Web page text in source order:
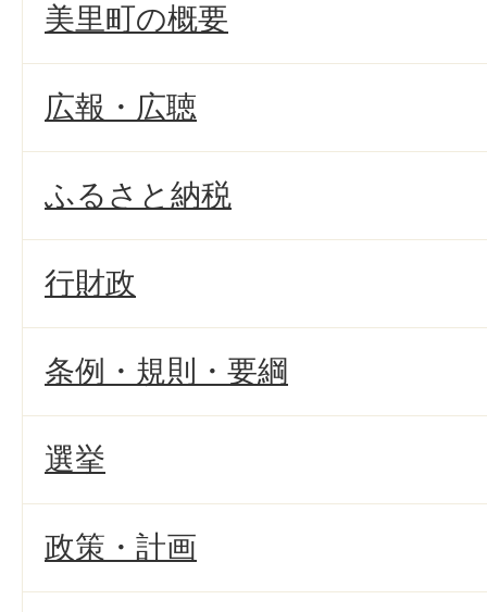
美里町の概要
広報・広聴
ふるさと納税
行財政
条例・規則・要綱
選挙
政策・計画